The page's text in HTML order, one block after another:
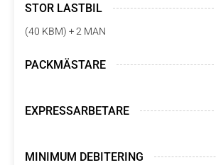
STOR LASTBIL
(40 KBM) + 2 MAN
PACKMÄSTARE
EXPRESSARBETARE
MINIMUM DEBITERING